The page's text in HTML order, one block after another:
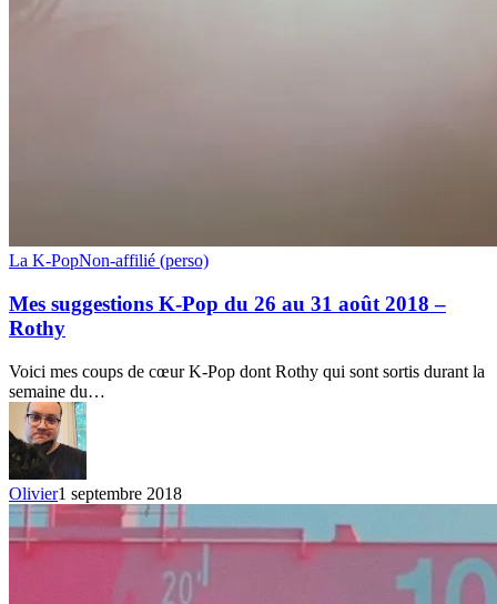
Mes
K-
Pop
du
au
31
août
2018
–
Rothy
La K-PopNon-affilié (perso)
Mes suggestions K-Pop du 26 au 31 août 2018 –
Rothy
Voici mes coups de cœur K-Pop dont Rothy qui sont sortis durant la
semaine du…
Olivier1 septembre 2018